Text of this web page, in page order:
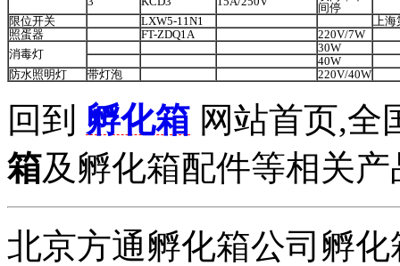
间停
限位开关
LXW5-11N1
上海
照蛋器
FT-ZDQ1A
220V/7W
消毒灯
30W
40W
防水照明灯
带灯泡 220V/40W
回到 孵化箱 网站首页,全
箱及孵化箱配件等相关产
北京方通孵化箱公司孵